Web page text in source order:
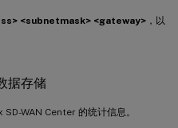
<subnetmask> <gateway> ，以
据存储
WAN Center 的统计信息。